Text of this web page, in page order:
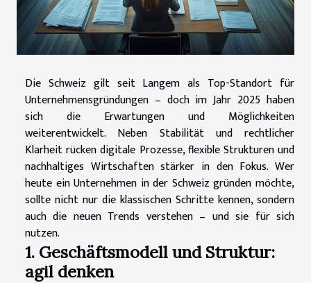
Die Schweiz gilt seit Langem als Top-Standort für
Unternehmensgründungen – doch im Jahr 2025 haben
sich die Erwartungen und Möglichkeiten
weiterentwickelt. Neben Stabilität und rechtlicher
Klarheit rücken digitale Prozesse, flexible Strukturen und
nachhaltiges Wirtschaften stärker in den Fokus. Wer
heute ein Unternehmen in der Schweiz gründen möchte,
sollte nicht nur die klassischen Schritte kennen, sondern
auch die neuen Trends verstehen – und sie für sich
nutzen.
1. Geschäftsmodell und Struktur:
agil denken